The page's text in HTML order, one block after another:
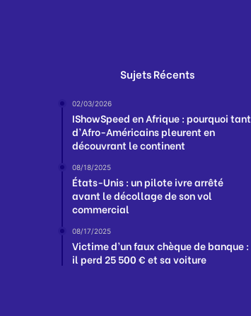
Sujets Récents
02/03/2026
IShowSpeed en Afrique : pourquoi tant
d’Afro-Américains pleurent en
découvrant le continent
08/18/2025
États-Unis : un pilote ivre arrêté
avant le décollage de son vol
commercial
08/17/2025
Victime d’un faux chèque de banque :
il perd 25 500 € et sa voiture